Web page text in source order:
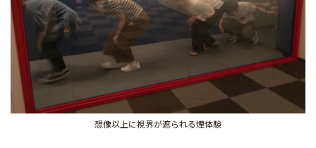
想像以上に視界が遮られる煙体験